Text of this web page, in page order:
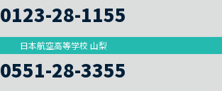
0123-28-1155
日本航空高等学校 山梨
0551-28-3355